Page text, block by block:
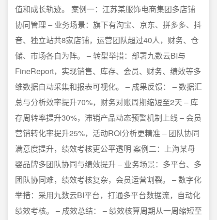
值和成长轨迹。 案例一：江苏某服饰电商集团多店铺
协同管理 – 业务场景：旗下有淘宝、京东、拼多多、抖
音、独立站共8家店铺，运营团队超过40人，财务、仓
储、市场各自为阵。 – 转型举措：部署九数云BI与
FineReport，实现销售、库存、会员、财务、绩效等多
维数据自动采集和报表可视化。 – 成果反馈： – 数据汇
总与分析效率提升70%，财务对账周期缩短至2天 – 库
存周转率提升30%，滞销产品动态预警机制上线 – 会员
营销转化率提升25%，活动ROI分析更精准 – 团队协同
满意度提升，绩效考核更公平透明 案例二：上海某母
婴品牌多团队协同与绩效提升 – 业务场景：多平台、多
团队协同难，绩效考核复杂，会员运营割裂。 – 数字化
举措：采用九数云BI平台，打通多平台数据流，自动化
绩效考核。 – 成效总结： – 绩效核算周期从一周缩短至